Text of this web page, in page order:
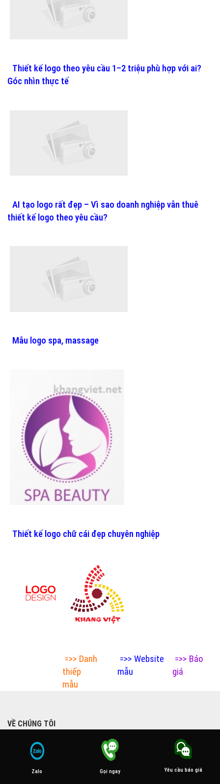
Thiết kế logo theo yêu cầu 1–2 triệu phù hợp với ai?
Góc nhìn thực tế
AI tạo logo rất đẹp – Vì sao doanh nghiệp vẫn thuê
thiết kế logo theo yêu cầu?
Mẫu logo spa, massage
Thiết kế logo chữ cái đẹp chuyên nghiệp
=>> Danh
thiếp
mẫu
=>> Website
mẫu
=>> Báo
giá
VỀ CHÚNG TÔI
Giới thiệu
Thiết kế website
Thiết kế logo chuyên nghiệp
Zalo Gọi ngay Yêu cầu báo giá